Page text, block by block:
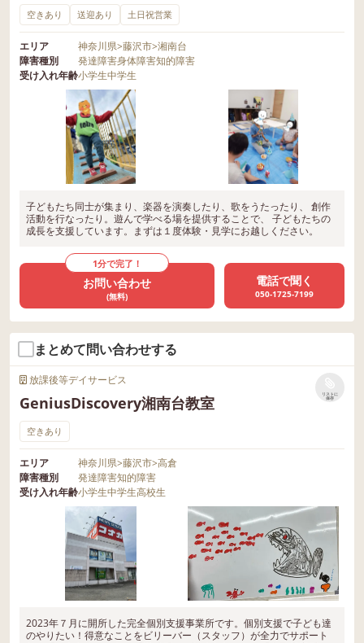
空きあり 送迎あり 土日祝営業
エリア 神奈川県>藤沢市>湘南台
障害種別
発達障害身体障害知的障害
受け入れ年齢小学生中学生
子どもたち同士が集まり、楽器を演奏したり、歌をうたったり、 創作
活動を行なったり。遊んで学べる場を提供することで、 子どもたちの
成長を支援しています。まずは１度体験・見学にお越しください。
1分で完了！
お問い合わせ
(無料)
電話で聞く
050-1725-7199
まとめて問い合わせする
放課後等デイサービス
GeniusDiscovery湘南台教室
リストに
保存
空きあり
エリア 神奈川県>藤沢市>高倉
障害種別
発達障害知的障害
受け入れ年齢小学生中学生高校生
2023年７月に開所した完全個別支援事業所です。個別支援で子ども達
のやりたい！得意なことをビリーバー（スタッフ）が全力でサポート